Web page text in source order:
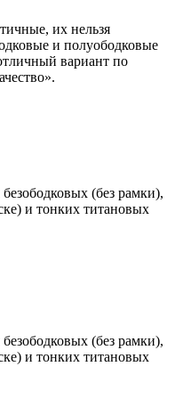
их нельзя
и полуободковые
вариант по
(без рамки),
и тонких титановых
(без рамки),
и тонких титановых